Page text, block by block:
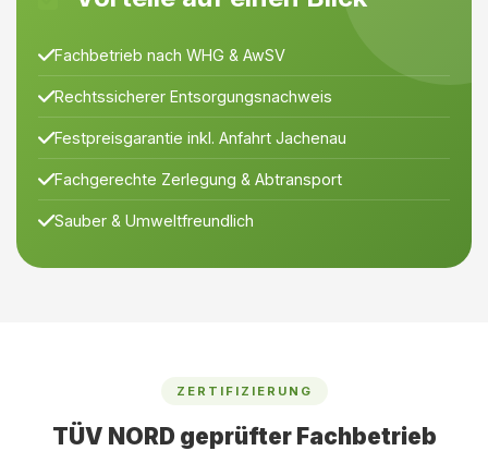
Fachbetrieb nach WHG & AwSV
Rechtssicherer Entsorgungsnachweis
Festpreisgarantie inkl. Anfahrt Jachenau
Fachgerechte Zerlegung & Abtransport
Sauber & Umweltfreundlich
ZERTIFIZIERUNG
TÜV NORD geprüfter Fachbetrieb